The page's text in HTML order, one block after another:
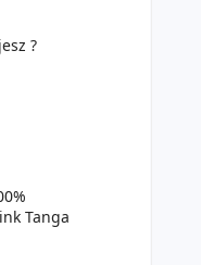
?
Tanga